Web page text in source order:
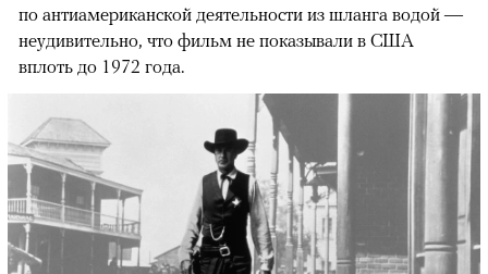
по антиамериканской деятельности из шланга водой —
неудивительно, что фильм не показывали в США
вплоть до 1972 года.